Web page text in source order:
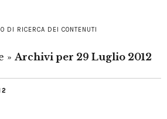
DI RICERCA DEI CONTENUTI
» Archivi per 29 Luglio 2012